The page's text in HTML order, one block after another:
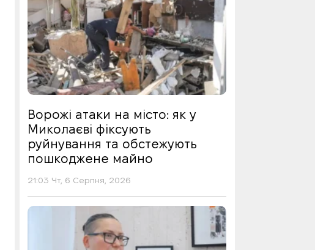
Ворожі атаки на місто: як у
Миколаєві фіксують
руйнування та обстежують
пошкоджене майно
21:03 Чт, 6 Серпня, 2026